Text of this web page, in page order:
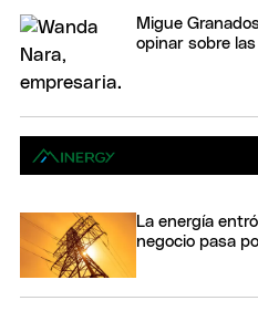
Migue
opinar sobre
La energía
negocio pasa